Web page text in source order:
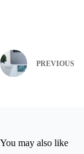
PREVIOUS
You may also like